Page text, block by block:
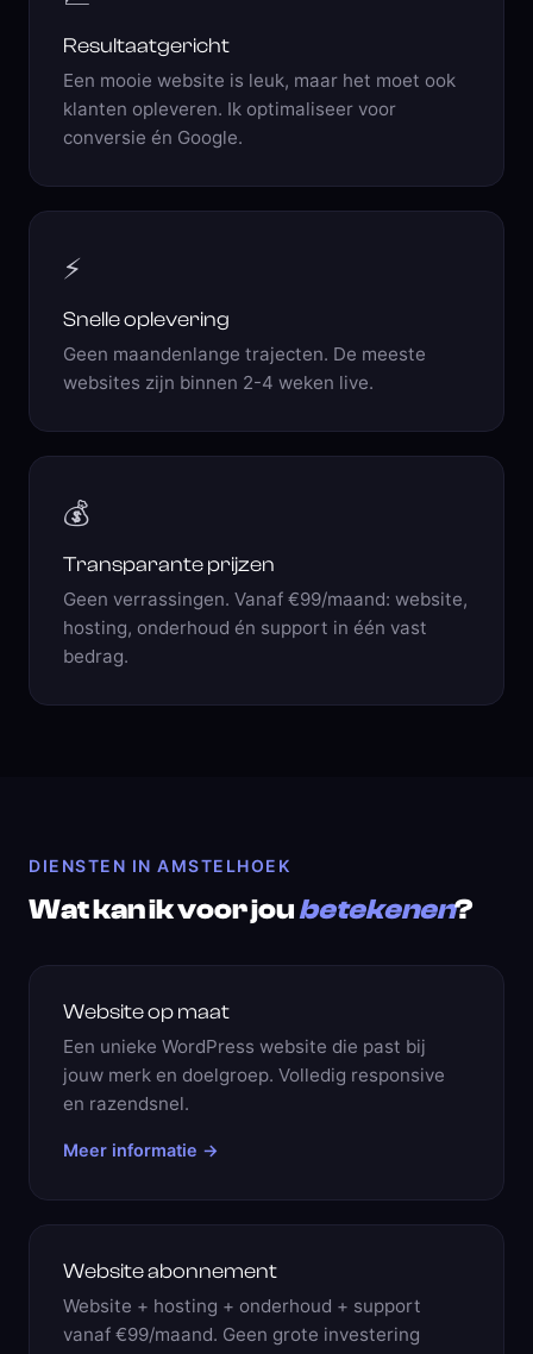
Resultaatgericht
Een mooie website is leuk, maar het moet ook
klanten opleveren. Ik optimaliseer voor
conversie én Google.
⚡
Snelle oplevering
Geen maandenlange trajecten. De meeste
websites zijn binnen 2-4 weken live.
💰
Transparante prijzen
Geen verrassingen. Vanaf €99/maand: website,
hosting, onderhoud én support in één vast
bedrag.
DIENSTEN IN AMSTELHOEK
Wat kan ik voor joubetekenen?
Website op maat
Een unieke WordPress website die past bij
jouw merk en doelgroep. Volledig responsive
en razendsnel.
Meer informatie →
Website abonnement
Website + hosting + onderhoud + support
vanaf €99/maand. Geen grote investering